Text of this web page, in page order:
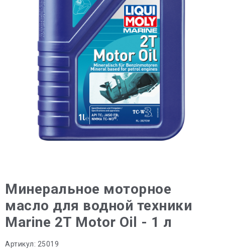
Минеральное моторное
масло для водной техники
Marine 2T Motor Oil - 1 л
Артикул: 25019